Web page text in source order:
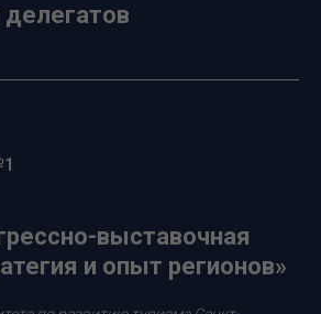
выставочная
и опыт регионов»